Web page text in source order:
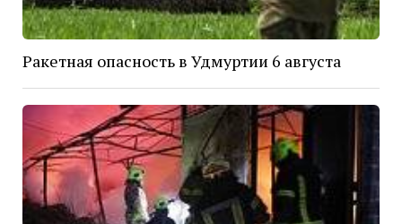
Ракетная опасность в Удмуртии 6 августа